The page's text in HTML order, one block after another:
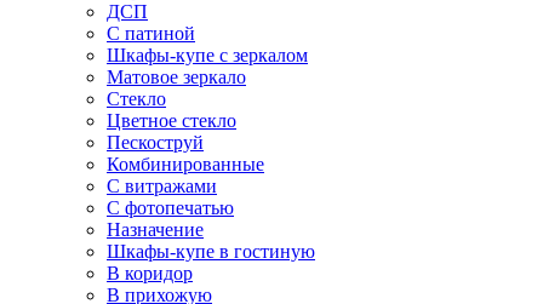
ДСП
С патиной
Шкафы-купе с зеркалом
Матовое зеркало
Стекло
Цветное стекло
Пескоструй
Комбинированные
С витражами
С фотопечатью
Назначение
Шкафы-купе в гостиную
В коридор
В прихожую